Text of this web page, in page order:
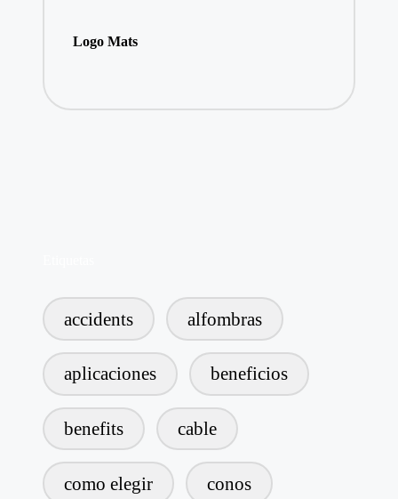
Logo Mats
accidents alfombras
aplicaciones beneficios
benefits cable
como elegir conos